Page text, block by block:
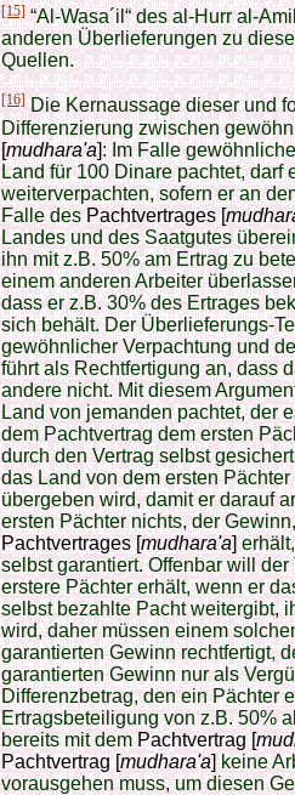
[15]“Al-Wasa´il“ des al-Hurr al-
anderen Überlieferungen zu
Quellen.
[16]Die Kernaussage dieser und
Differenzierung zwischen
[mudhara'a]: Im Falle
Land für 100 Dinare pachtet, darf
weiterverpachten, sofern er an
Falle desPachtvertrages [
Landes und des Saatgutes
ihn mit z.B. 50% am Ertrag zu
einem anderen Arbeiter
dass er z.B. 30% des Ertrages
sich behält. Der Überlieferungs-
gewöhnlicher Verpachtung und
führt als Rechtfertigung an, dass
andere nicht. Mit diesem
Land von jemanden pachtet, der
dem Pachtvertrag dem ersten
durch den Vertrag selbst
das Land von dem ersten
übergeben wird, damit er darauf
ersten Pächter nichts, der
Pachtvertrages [mudhara'a]
selbst garantiert. Offenbar will
erstere Pächter erhält, wenn er
selbst bezahlte Pacht weitergibt,
wird, daher müssen einem
garantierten Gewinn rechtfertigt,
garantierten Gewinn nur als
Differenzbetrag, den ein Pächter
Ertragsbeteiligung von z.B. 50%
bereits mit demPachtvertrag [
Pachtvertrag [mudhara'a]keine
vorausgehen muss, um diesen